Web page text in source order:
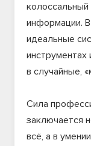
информации.
идеальные
инструментах
в случайные,
Сила
заключается
всё, а в